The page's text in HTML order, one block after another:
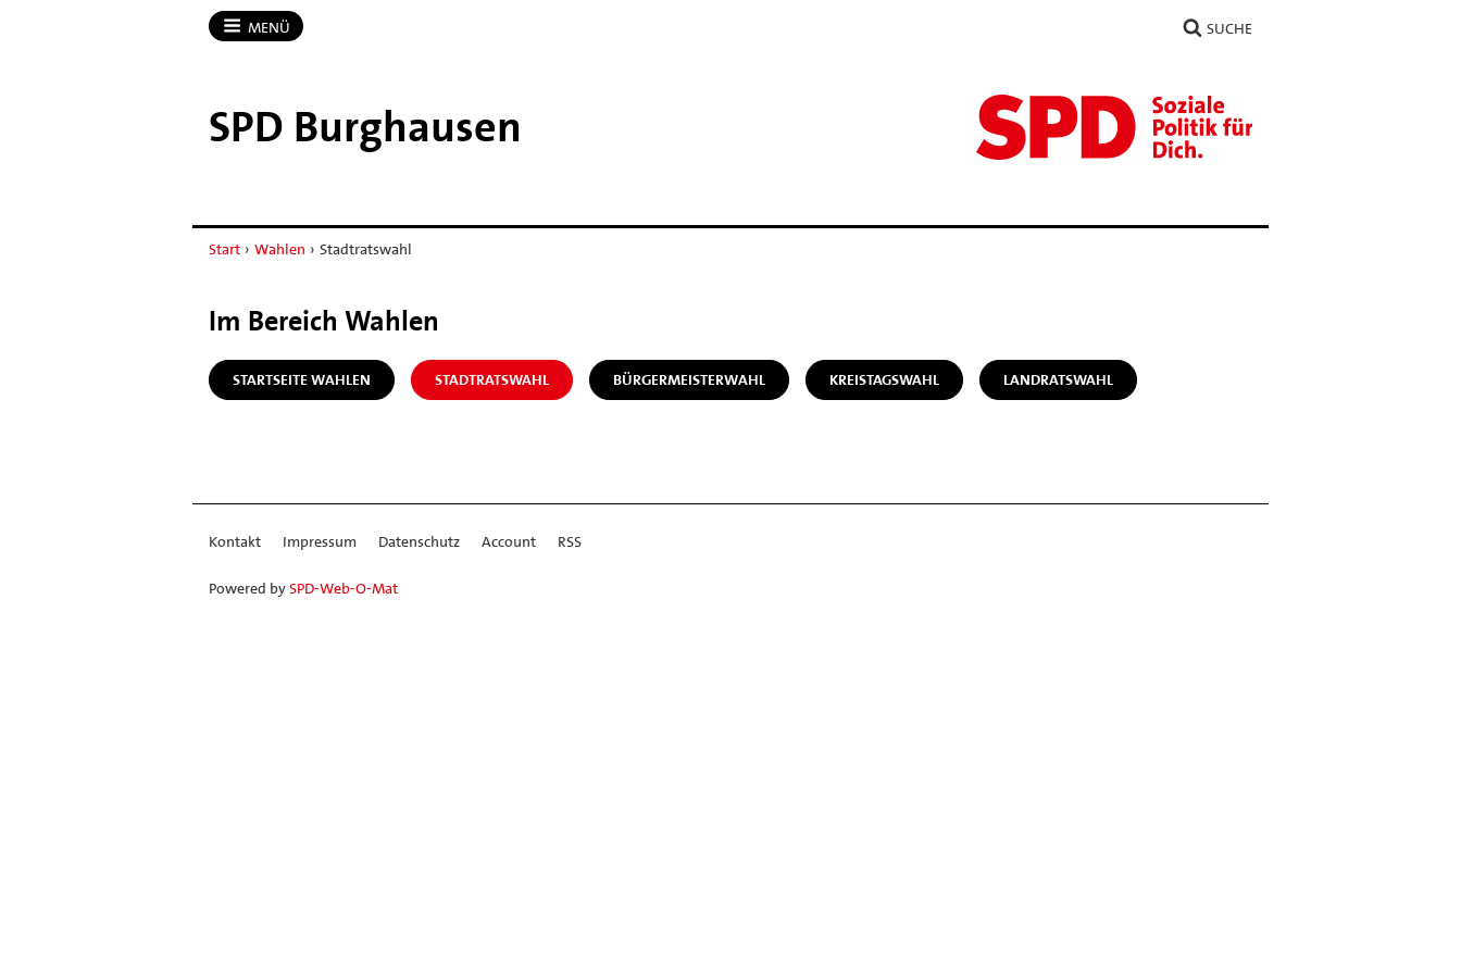
MENÜ SUCHE
SPD Burghausen
Start › Wahlen › Stadtratswahl
Im Bereich Wahlen
STARTSEITE WAHLEN STADTRATSWAHL BÜRGERMEISTERWAHL KREISTAGSWAHL LANDRATSWAHL
Kontakt Impressum Datenschutz Account RSS
Powered bySPD-Web-O-Mat